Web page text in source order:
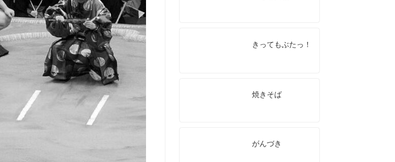
きってもぶたっ！
焼きそば
がんづき